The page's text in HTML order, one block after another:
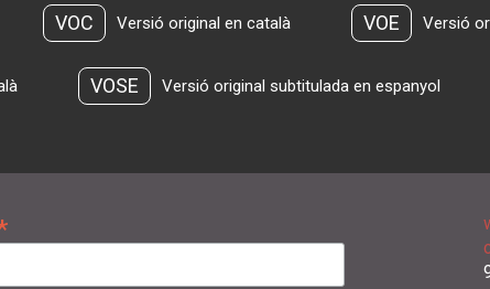
VOC Versió original en català VOE Versió
VOSE Versió original subtitulada en espanyol